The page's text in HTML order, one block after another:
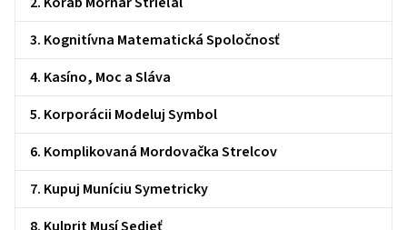
3. Kognitívna Matematická Spoločnosť
4. Kasíno, Moc a Sláva
5. Korporácii Modeluj Symbol
6. Komplikovaná Mordovačka Strelcov
7. Kupuj Muníciu Symetricky